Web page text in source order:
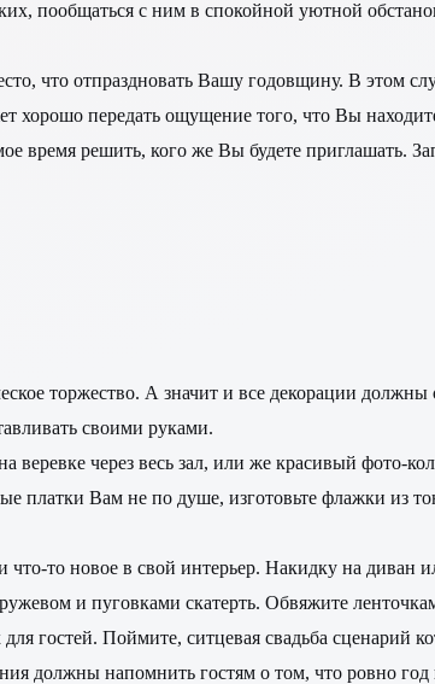
пообщаться с ним в спокойной уютной
что отпраздновать Вашу годовщину. В этом
передать ощущение того, что Вы
время решить, кого же Вы будете приглашать.
торжество. А значит и все декорации
своими руками.
веревке через весь зал, или же красивый
Вам не по душе, изготовьте флажки из
что-то новое в свой интерьер. Накидку на
и пуговками скатерть. Обвяжите
гостей. Поймите, ситцевая свадьба
должны напомнить гостям о том, что ровно